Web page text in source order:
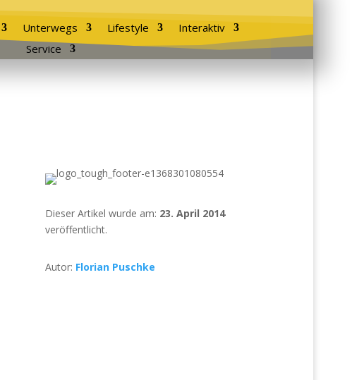
Unterwegs Lifestyle
Interaktiv
Service
Dieser Artikel wurde am: 23. April 2014
veröffentlicht.
Autor: Florian Puschke